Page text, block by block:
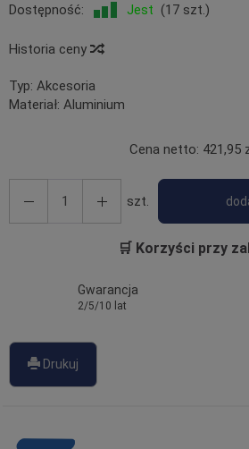
Dostępność:
Jest (17 szt.)
Historia ceny
Typ: Akcesoria
Materiał: Aluminium
Cena netto: 421,95
szt.
🛒 Korzyści przy
Gwarancja
2/5/10 lat
Drukuj